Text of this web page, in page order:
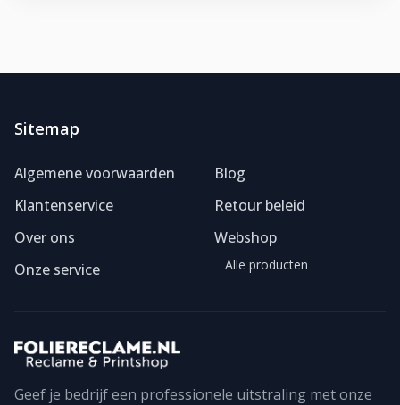
Sitemap
Algemene voorwaarden
Klantenservice
Over ons
Onze service
Blog
Retour beleid
Webshop
Alle producten
Geef je bedrijf een professionele uitstraling met onze